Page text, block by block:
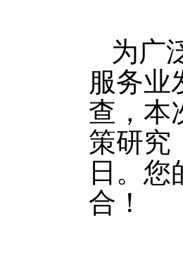
为广
服务业
查，本
策研究
日。
合！